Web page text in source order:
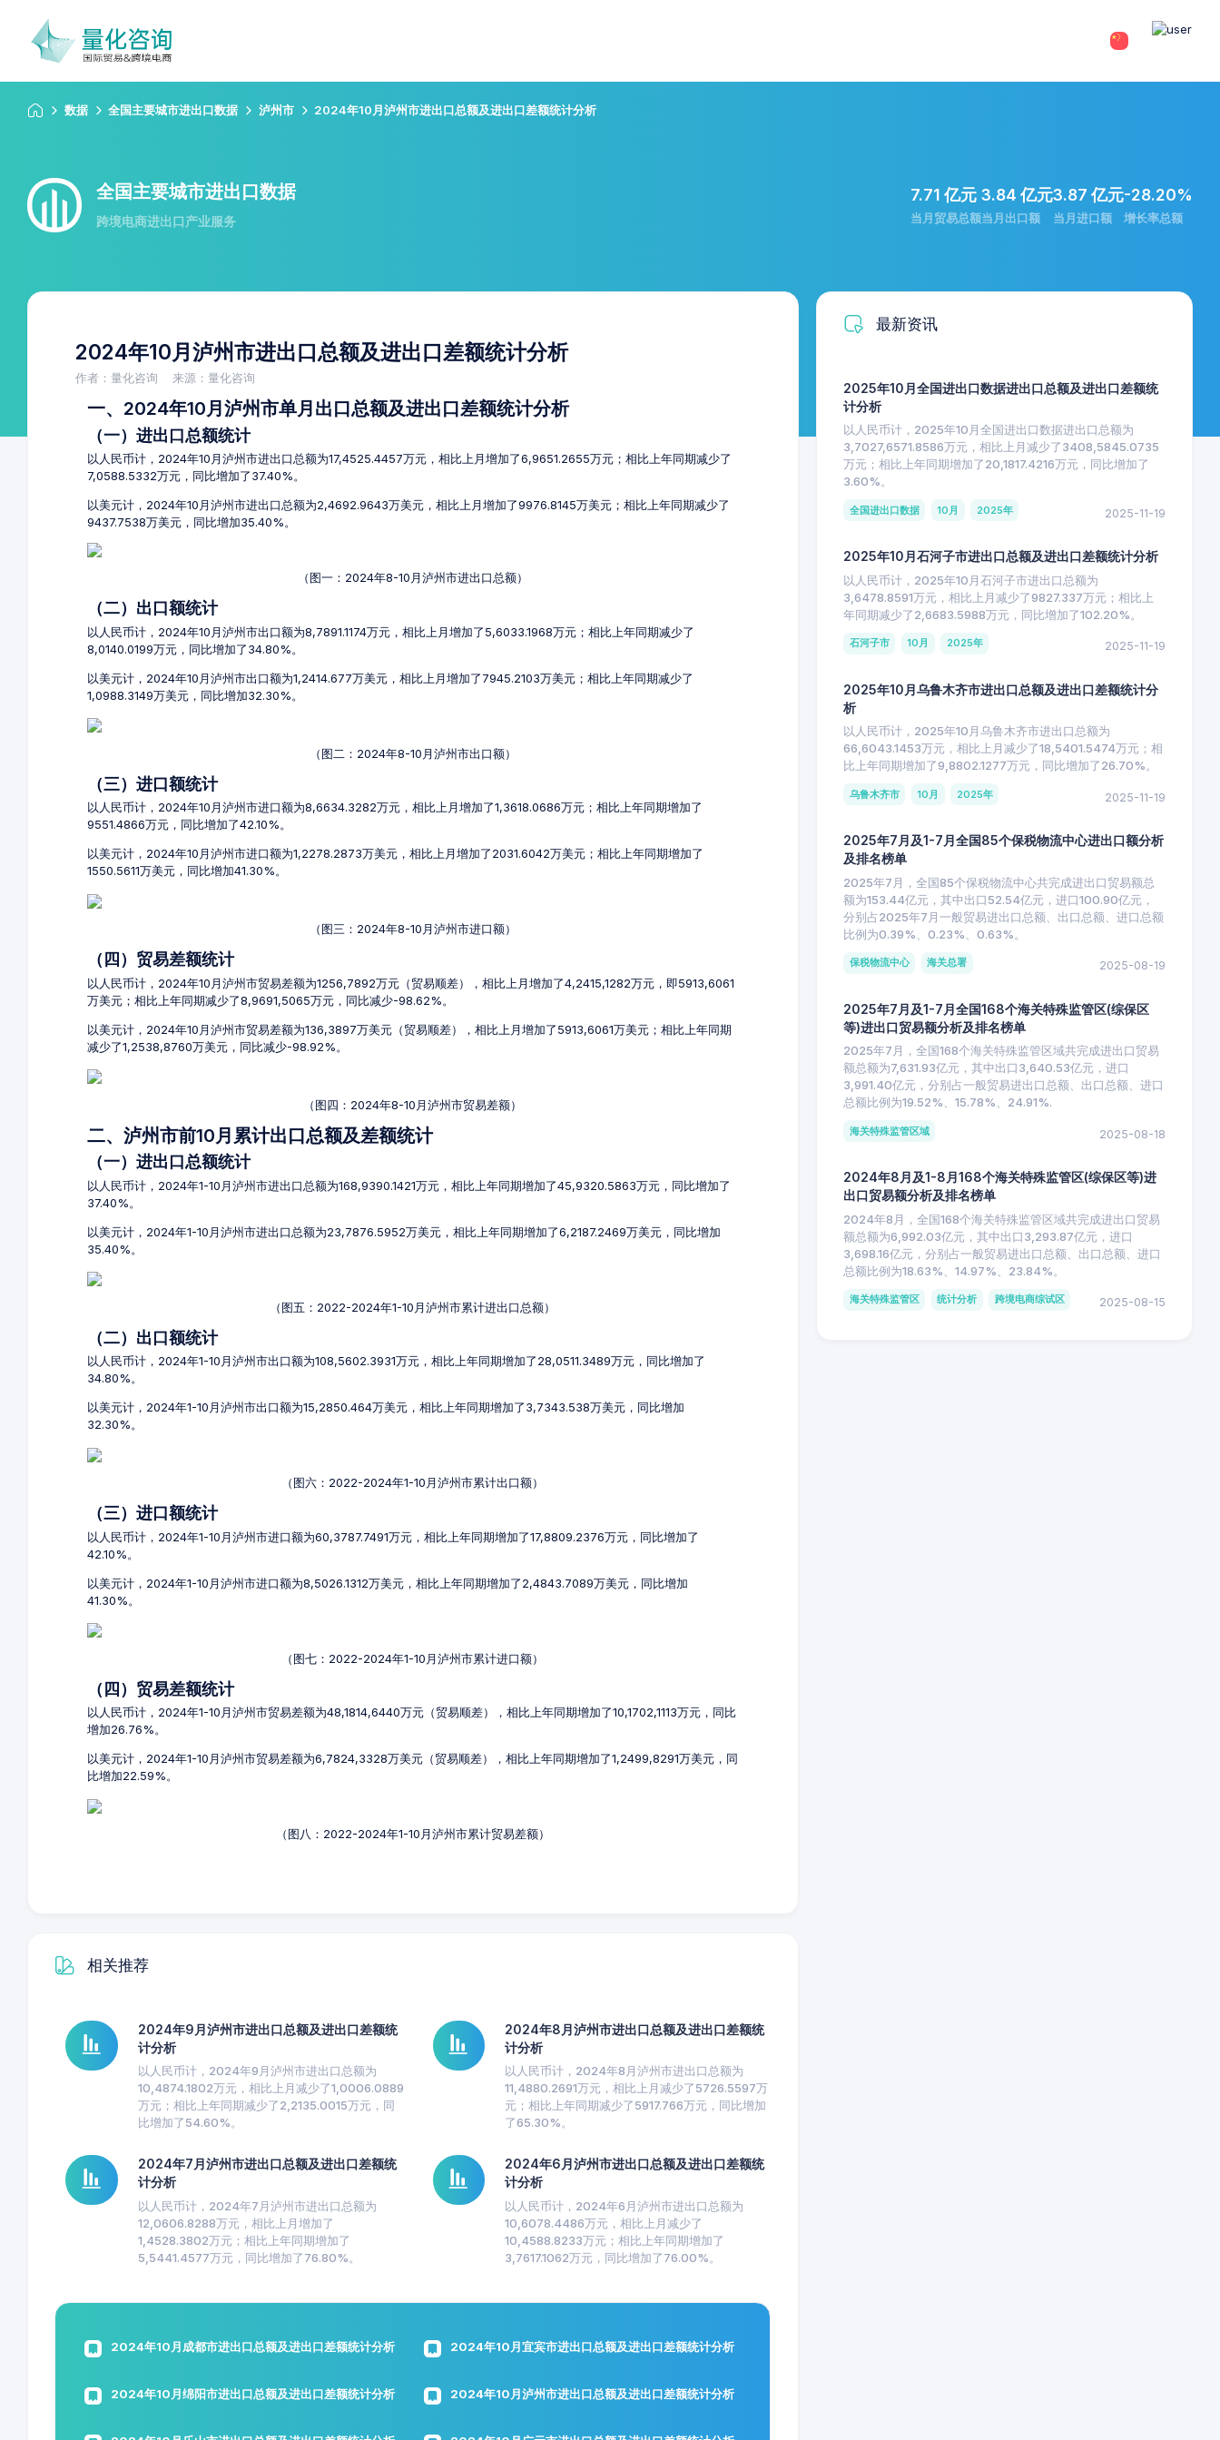
数据 全国主要城市进出口数据 泸州市 2024年10月泸州市进出口总额及进出口差额统计分析
全国主要城市进出口数据
跨境电商进出口产业服务
7.71 亿元
当月贸易总额
3.84 亿元
当月出口额
3.87 亿元
当月进口额
-28.20%
增长率总额
2024年10月泸州市进出口总额及进出口差额统计分析
作者：量化咨询 来源：量化咨询
一、2024年10月泸州市单月出口总额及进出口差额统计分析
（一）进出口总额统计
以人民币计，2024年10月泸州市进出口总额为17,4525.4457万元，相比上月增加了6,9651.2655万元；相比上年同期减少了
7,0588.5332万元，同比增加了37.40%。
以美元计，2024年10月泸州市进出口总额为2,4692.9643万美元，相比上月增加了9976.8145万美元；相比上年同期减少了
9437.7538万美元，同比增加35.40%。
（图一：2024年8-10月泸州市进出口总额）
（二）出口额统计
以人民币计，2024年10月泸州市出口额为8,7891.1174万元，相比上月增加了5,6033.1968万元；相比上年同期减少了
8,0140.0199万元，同比增加了34.80%。
以美元计，2024年10月泸州市出口额为1,2414.677万美元，相比上月增加了7945.2103万美元；相比上年同期减少了
1,0988.3149万美元，同比增加32.30%。
（图二：2024年8-10月泸州市出口额）
（三）进口额统计
以人民币计，2024年10月泸州市进口额为8,6634.3282万元，相比上月增加了1,3618.0686万元；相比上年同期增加了
9551.4866万元，同比增加了42.10%。
以美元计，2024年10月泸州市进口额为1,2278.2873万美元，相比上月增加了2031.6042万美元；相比上年同期增加了
1550.5611万美元，同比增加41.30%。
（图三：2024年8-10月泸州市进口额）
（四）贸易差额统计
以人民币计，2024年10月泸州市贸易差额为1256,7892万元（贸易顺差），相比上月增加了4,2415,1282万元，即5913,6061
万美元；相比上年同期减少了8,9691,5065万元，同比减少-98.62%。
以美元计，2024年10月泸州市贸易差额为136,3897万美元（贸易顺差），相比上月增加了5913,6061万美元；相比上年同期
减少了1,2538,8760万美元，同比减少-98.92%。
（图四：2024年8-10月泸州市贸易差额）
二、泸州市前10月累计出口总额及差额统计
（一）进出口总额统计
以人民币计，2024年1-10月泸州市进出口总额为168,9390.1421万元，相比上年同期增加了45,9320.5863万元，同比增加了
37.40%。
以美元计，2024年1-10月泸州市进出口总额为23,7876.5952万美元，相比上年同期增加了6,2187.2469万美元，同比增加
35.40%。
（图五：2022-2024年1-10月泸州市累计进出口总额）
（二）出口额统计
以人民币计，2024年1-10月泸州市出口额为108,5602.3931万元，相比上年同期增加了28,0511.3489万元，同比增加了
34.80%。
以美元计，2024年1-10月泸州市出口额为15,2850.464万美元，相比上年同期增加了3,7343.538万美元，同比增加
32.30%。
（图六：2022-2024年1-10月泸州市累计出口额）
（三）进口额统计
以人民币计，2024年1-10月泸州市进口额为60,3787.7491万元，相比上年同期增加了17,8809.2376万元，同比增加了
42.10%。
以美元计，2024年1-10月泸州市进口额为8,5026.1312万美元，相比上年同期增加了2,4843.7089万美元，同比增加
41.30%。
（图七：2022-2024年1-10月泸州市累计进口额）
（四）贸易差额统计
以人民币计，2024年1-10月泸州市贸易差额为48,1814,6440万元（贸易顺差），相比上年同期增加了10,1702,1113万元，同比
增加26.76%。
以美元计，2024年1-10月泸州市贸易差额为6,7824,3328万美元（贸易顺差），相比上年同期增加了1,2499,8291万美元，同
比增加22.59%。
（图八：2022-2024年1-10月泸州市累计贸易差额）
相关推荐
2024年9月泸州市进出口总额及进出口差额统
计分析
以人民币计，2024年9月泸州市进出口总额为
10,4874.1802万元，相比上月减少了1,0006.0889
万元；相比上年同期减少了2,2135.0015万元，同
比增加了54.60%。
2024年8月泸州市进出口总额及进出口差额统
计分析
以人民币计，2024年8月泸州市进出口总额为
11,4880.2691万元，相比上月减少了5726.5597万
元；相比上年同期减少了5917.766万元，同比增加
了65.30%。
2024年7月泸州市进出口总额及进出口差额统
计分析
以人民币计，2024年7月泸州市进出口总额为
12,0606.8288万元，相比上月增加了
1,4528.3802万元；相比上年同期增加了
5,5441.4577万元，同比增加了76.80%。
2024年6月泸州市进出口总额及进出口差额统
计分析
以人民币计，2024年6月泸州市进出口总额为
10,6078.4486万元，相比上月减少了
10,4588.8233万元；相比上年同期增加了
3,7617.1062万元，同比增加了76.00%。
2024年10月成都市进出口总额及进出口差额统计分析 2024年10月宜宾市进出口总额及进出口差额统计分析
2024年10月绵阳市进出口总额及进出口差额统计分析 2024年10月泸州市进出口总额及进出口差额统计分析
最新资讯
2025年10月全国进出口数据进出口总额及进出口差额统
计分析
以人民币计，2025年10月全国进出口数据进出口总额为
3,7027,6571.8586万元，相比上月减少了3408,5845.0735
万元；相比上年同期增加了20,1817.4216万元，同比增加了
3.60%。
全国进出口数据 10月 2025年 2025-11-19
2025年10月石河子市进出口总额及进出口差额统计分析
以人民币计，2025年10月石河子市进出口总额为
3,6478.8591万元，相比上月减少了9827.337万元；相比上
年同期减少了2,6683.5988万元，同比增加了102.20%。
石河子市 10月 2025年 2025-11-19
2025年10月乌鲁木齐市进出口总额及进出口差额统计分
析
以人民币计，2025年10月乌鲁木齐市进出口总额为
66,6043.1453万元，相比上月减少了18,5401.5474万元；相
比上年同期增加了9,8802.1277万元，同比增加了26.70%。
乌鲁木齐市 10月 2025年 2025-11-19
2025年7月及1-7月全国85个保税物流中心进出口额分析
及排名榜单
2025年7月，全国85个保税物流中心共完成进出口贸易额总
额为153.44亿元，其中出口52.54亿元，进口100.90亿元，
分别占2025年7月一般贸易进出口总额、出口总额、进口总额
比例为0.39%、0.23%、0.63%。
保税物流中心 海关总署 2025-08-19
2025年7月及1-7月全国168个海关特殊监管区(综保区
等)进出口贸易额分析及排名榜单
2025年7月，全国168个海关特殊监管区域共完成进出口贸易
额总额为7,631.93亿元，其中出口3,640.53亿元，进口
3,991.40亿元，分别占一般贸易进出口总额、出口总额、进口
总额比例为19.52%、15.78%、24.91%.
海关特殊监管区域 2025-08-18
2024年8月及1-8月168个海关特殊监管区(综保区等)进
出口贸易额分析及排名榜单
2024年8月，全国168个海关特殊监管区域共完成进出口贸易
额总额为6,992.03亿元，其中出口3,293.87亿元，进口
3,698.16亿元，分别占一般贸易进出口总额、出口总额、进口
总额比例为18.63%、14.97%、23.84%。
海关特殊监管区 统计分析 跨境电商综试区 2025-08-15